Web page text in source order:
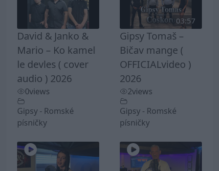
David & Janko &
Mario – Ko kamel
le devles ( cover
audio ) 2026
0views
Gipsy - Romské
písničky
03:57
Gipsy Tomaš –
Bičav mange (
OFFICIALvideo )
2026
2views
Gipsy - Romské
písničky